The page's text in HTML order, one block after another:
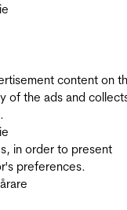
content on
of the ads and
in order to present
preferences.